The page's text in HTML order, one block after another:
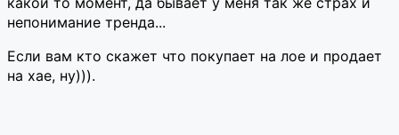
непонимание тренда...
Если вам кто скажет что покупает на лое и продает
на хае, ну))).